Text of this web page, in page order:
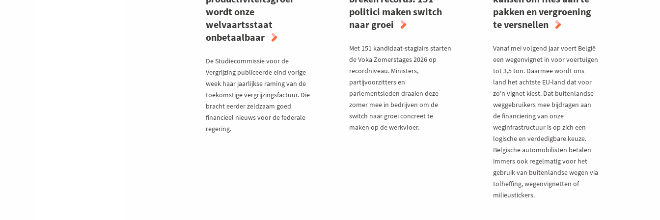
wordt onze
welvaartsstaat
onbetaalbaar
De Studiecommissie voor de
Vergrijzing publiceerde eind vorige
week haar jaarlijkse raming van de
toekomstige vergrijzingsfactuur. Die
bracht eerder zeldzaam goed
financieel nieuws voor de federale
regering.
politici maken switch
naar groei
Met 151 kandidaat-stagiairs starten
de Voka Zomerstages 2026 op
recordniveau. Ministers,
partijvoorzitters en
parlementsleden draaien deze
zomer mee in bedrijven om de
switch naar groei concreet te
maken op de werkvloer.
pakken en vergroening
te versnellen
Vanaf mei volgend jaar voert België
een wegenvignet in voor voertuigen
tot 3,5 ton. Daarmee wordt ons
land het achtste EU-land dat voor
zo'n vignet kiest. Dat buitenlandse
weggebruikers mee bijdragen aan
de financiering van onze
weginfrastructuur is op zich een
logische en verdedigbare keuze.
Belgische automobilisten betalen
immers ook regelmatig voor het
gebruik van buitenlandse wegen via
tolheffing, wegenvignetten of
milieustickers.